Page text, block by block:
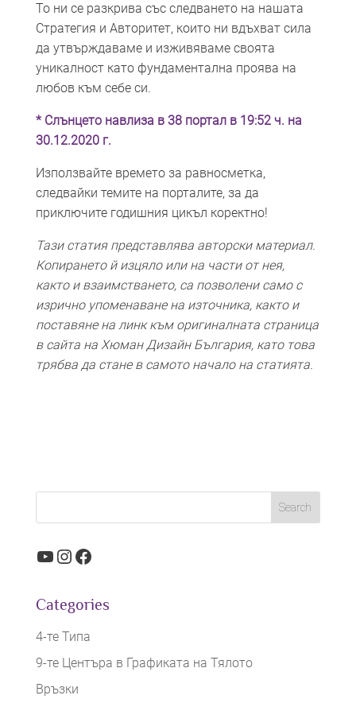
То ни се разкрива със следването на нашата
Стратегия и Авторитет, които ни вдъхват сила
да утвърждаваме и изживяваме своята
уникалност като фундаментална проява на
любов към себе си.
* Слънцето навлиза в 38 портал в 19:52 ч. на
30.12.2020 г.
Използвайте времето за равносметка,
следвайки темите на порталите, за да
приключите годишния цикъл коректно!
Тази статия представлява авторски материал.
Копирането й изцяло или на части от нея,
както и взаимстването, са позволени само с
изрично упоменаване на източника, както и
поставяне на линк към оригиналната страница
в сайта на Хюман Дизайн България, като това
трябва да стане в самото начало на статията.
YouTube
Instagram
Facebook
Categories
4-те Типа
9-те Центъра в Графиката на Тялото
Връзки